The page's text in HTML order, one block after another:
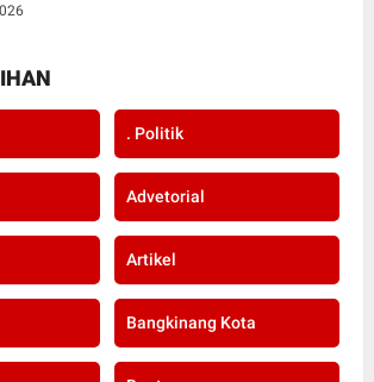
. Politik
Advetorial
Artikel
Bangkinang Kota